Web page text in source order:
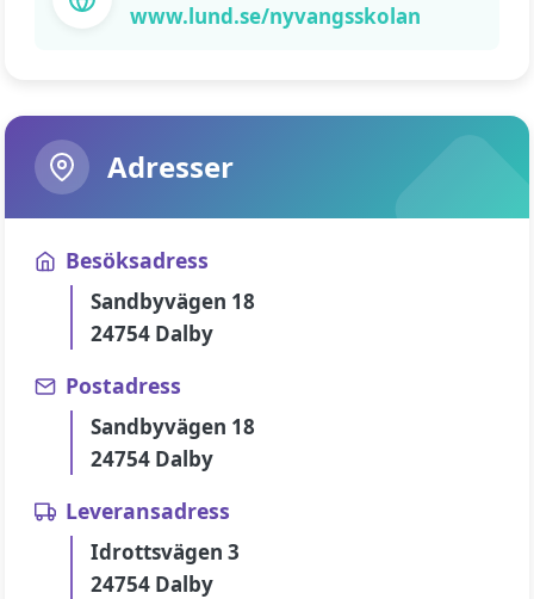
www.lund.se/nyvangsskolan
Adresser
Besöksadress
Sandbyvägen 18
24754 Dalby
Postadress
Sandbyvägen 18
24754 Dalby
Leveransadress
Idrottsvägen 3
24754 Dalby